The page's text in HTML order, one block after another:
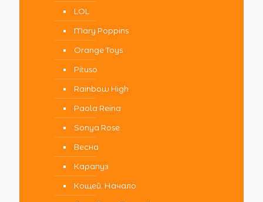
LOL
Mary Poppins
Orange Toys
Pituso
Rainbow High
Paola Reina
Sonya Rose
Весна
Карапуз
Кощей. Начало